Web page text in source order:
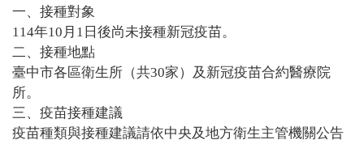
一、接種對象
114年10月1日後尚未接種新冠疫苗。
二、接種地點
臺中市各區衛生所（共30家）及新冠疫苗合約醫療院
所。
三、疫苗接種建議
疫苗種類與接種建議請依中央及地方衛生主管機關公告